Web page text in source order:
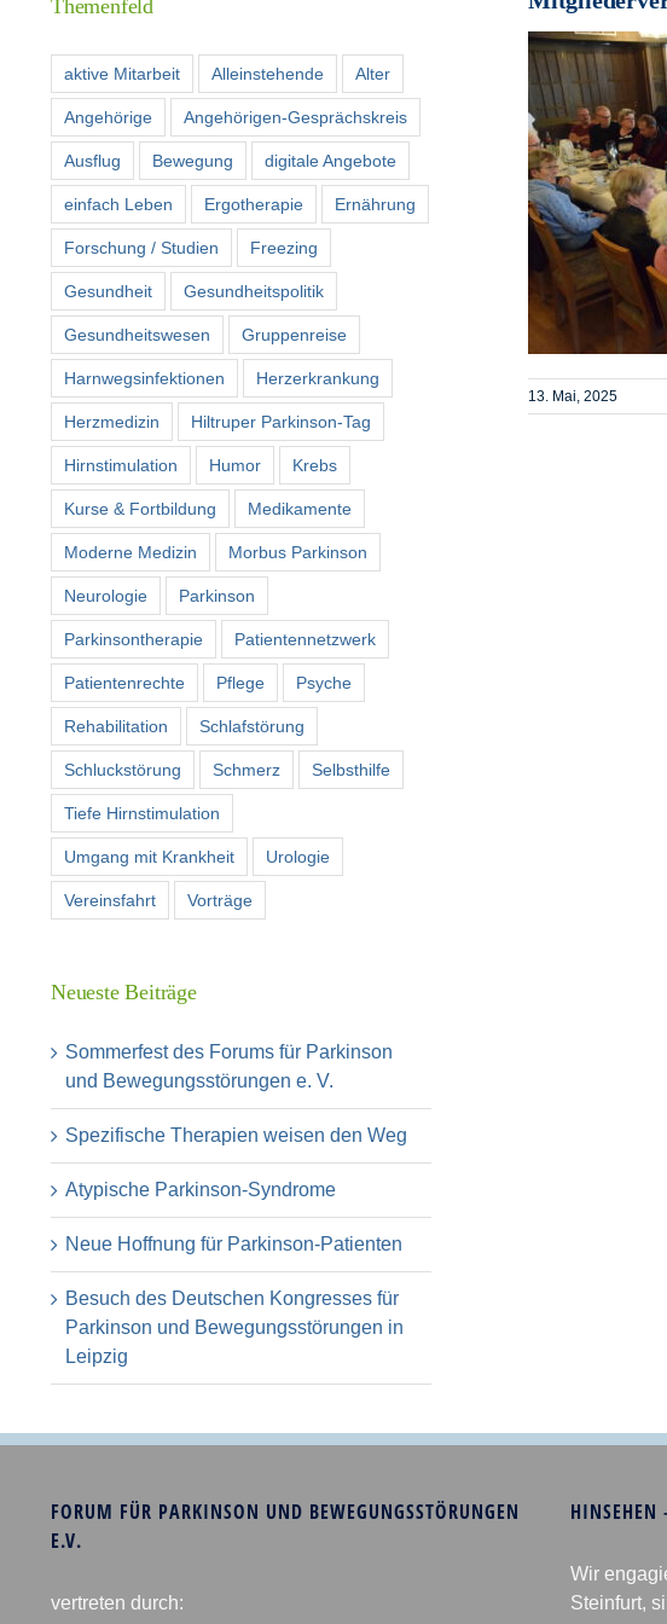
13. Mai, 2025
Themenfeld
aktive Mitarbeit Alleinstehende Alter
Angehörige Angehörigen-Gesprächskreis
Ausflug Bewegung digitale Angebote
einfach Leben Ergotherapie Ernährung
Forschung / Studien Freezing
Gesundheit Gesundheitspolitik
Gesundheitswesen Gruppenreise
Harnwegsinfektionen Herzerkrankung
Herzmedizin Hiltruper Parkinson-Tag
Hirnstimulation Humor Krebs
Kurse & Fortbildung Medikamente
Moderne Medizin Morbus Parkinson
Neurologie Parkinson
Parkinsontherapie Patientennetzwerk
Patientenrechte Pflege Psyche
Rehabilitation Schlafstörung
Schluckstörung Schmerz Selbsthilfe
Tiefe Hirnstimulation
Umgang mit Krankheit Urologie
Vereinsfahrt Vorträge
Neueste Beiträge
Sommerfest des Forums für Parkinson
und Bewegungsstörungen e. V.
Spezifische Therapien weisen den Weg
Atypische Parkinson-Syndrome
Neue Hoffnung für Parkinson-Patienten
Besuch des Deutschen Kongresses für
Parkinson und Bewegungsstörungen in
Leipzig
FORUM FÜR PARKINSON UND BEWEGUNGSSTÖRUNGEN
E.V.
vertreten durch:
HINSEHEN
Wir
Steinfurt,